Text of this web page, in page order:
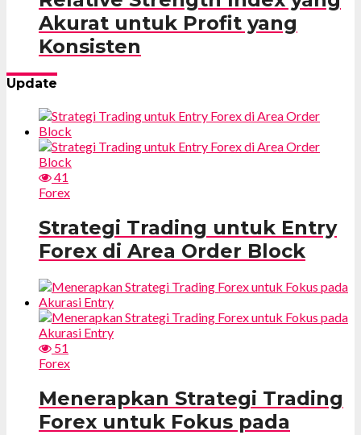
Akurat untuk Profit yang
Konsisten
Update
41
Forex
Strategi Trading untuk Entry
Forex di Area Order Block
51
Forex
Menerapkan Strategi Trading
Forex untuk Fokus pada